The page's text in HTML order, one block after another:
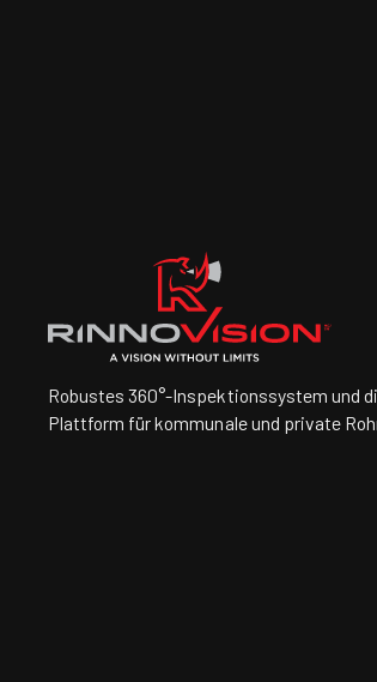
Robustes 360°-Inspektionssystem und
Plattform für kommunale und private